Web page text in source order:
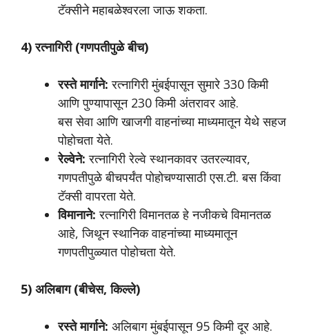
टॅक्सीने महाबळेश्वरला जाऊ शकता.
4) रत्नागिरी (गणपतीपुळे बीच)
रस्ते मार्गाने: रत्नागिरी मुंबईपासून सुमारे 330 किमी
आणि पुण्यापासून 230 किमी अंतरावर आहे.
बस सेवा आणि खाजगी वाहनांच्या माध्यमातून येथे सहज
पोहोचता येते.
रेल्वेने: रत्नागिरी रेल्वे स्थानकावर उतरल्यावर,
गणपतीपुळे बीचपर्यंत पोहोचण्यासाठी एस.टी. बस किंवा
टॅक्सी वापरता येते.
विमानाने:रत्नागिरी विमानतळ हे नजीकचे विमानतळ
आहे, जिथून स्थानिक वाहनांच्या माध्यमातून
गणपतीपुळ्यात पोहोचता येते.
5) अलिबाग (बीचेस, किल्ले)
रस्ते मार्गाने: अलिबाग मुंबईपासून 95 किमी दूर आहे.